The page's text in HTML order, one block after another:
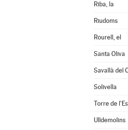
Riba, la
Riudoms
Rourell, el
Santa Oliva
Savallà del
Solivella
Torre de
Ulldemolins